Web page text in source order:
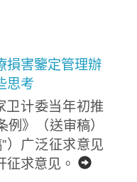
損害鑒定管理辦
思考
卫计委当年初推
》（送审稿）
）广泛征求意见
征求意见。